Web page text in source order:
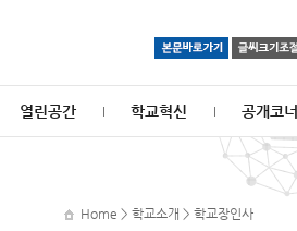
열린공간 학교혁신 공개코너
Home > 학교소개 > 학교장인사